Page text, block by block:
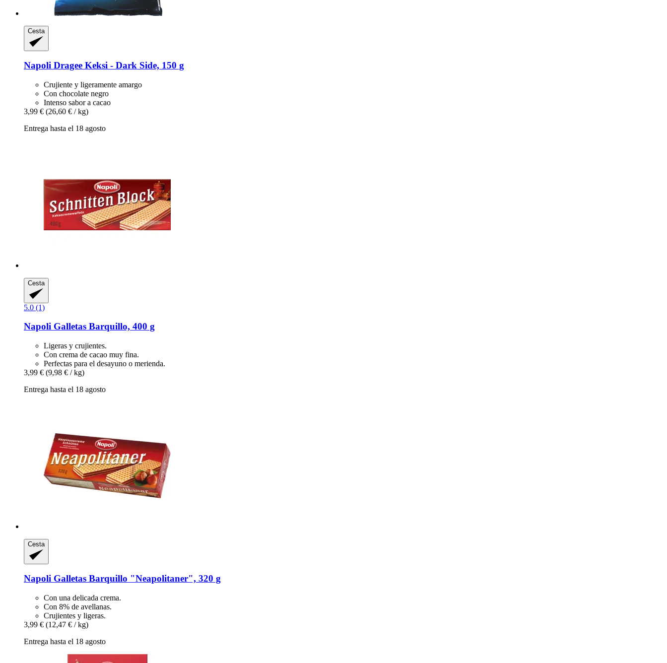
Cesta
Napoli Dragee Keksi -​ Dark Side, 150 g
Crujiente y ligeramente amargo
Con chocolate negro
Intenso sabor a cacao
3,99 € (26,60 € / kg)
Entrega hasta el 18 agosto
Cesta
5.0 (1)
Napoli Galletas Barquillo, 400 g
Ligeras y crujientes.
Con crema de cacao muy fina.
Perfectas para el desayuno o merienda.
3,99 € (9,98 € / kg)
Entrega hasta el 18 agosto
Cesta
Napoli Galletas Barquillo "Neapolitaner", 320 g
Con una delicada crema.
Con 8% de avellanas.
Crujientes y ligeras.
3,99 € (12,47 € / kg)
Entrega hasta el 18 agosto